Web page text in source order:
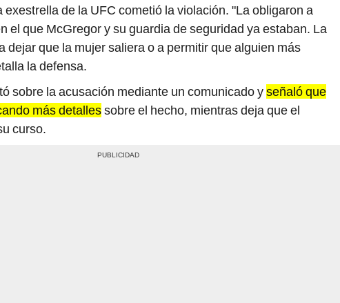
exestrella de la UFC cometió la violación. "La obligaron a
el que McGregor y su guardia de seguridad ya estaban. La
dejar que la mujer saliera o a permitir que alguien más
la defensa.
sobre la acusación mediante un comunicado yseñaló que
más detallessobre el hecho, mientras deja que el
curso.